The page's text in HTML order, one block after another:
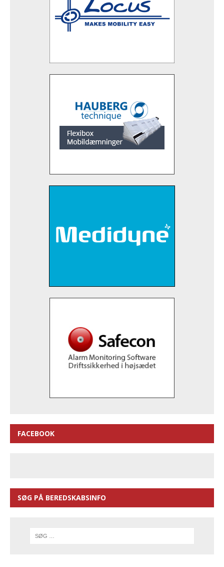
FACEBOOK
SØG PÅ BEREDSKABSINFO